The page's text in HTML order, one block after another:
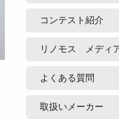
コンテスト紹介
リノモス メディ
よくある質問
取扱いメーカー